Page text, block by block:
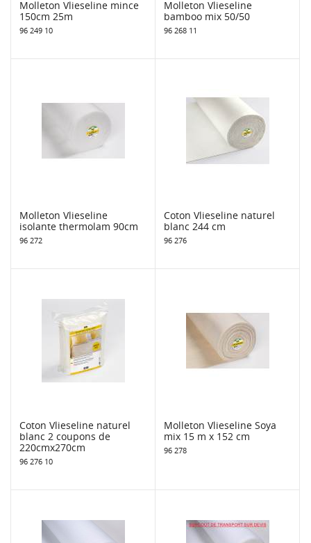
Molleton Vlieseline mince
150cm 25m
96 249 10
Molleton Vlieseline
bamboo mix 50/50
96 268 11
Molleton Vlieseline
isolante thermolam 90cm
96 272
Coton Vlieseline naturel
blanc 244 cm
96 276
Coton Vlieseline naturel
blanc 2 coupons de
220cmx270cm
96 276 10
Molleton Vlieseline Soya
mix 15 m x 152 cm
96 278